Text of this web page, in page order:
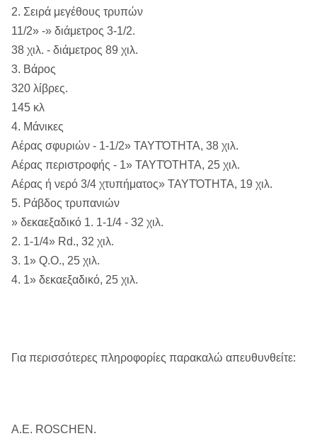
2. Σειρά μεγέθους τρυπών
11/2» -» διάμετρος 3-1/2.
38 χιλ. - διάμετρος 89 χιλ.
3. Βάρος
320 λίβρες.
145 κλ
4. Μάνικες
Αέρας σφυριών - 1-1/2» ΤΑΥΤΌΤΗΤΑ, 38 χιλ.
Αέρας περιστροφής - 1» ΤΑΥΤΌΤΗΤΑ, 25 χιλ.
Αέρας ή νερό 3/4 χτυπήματος» ΤΑΥΤΌΤΗΤΑ, 19 χιλ.
5. Ράβδος τρυπανιών
» δεκαεξαδικό 1. 1-1/4 - 32 χιλ.
2. 1-1/4» Rd., 32 χιλ.
3. 1» Q.O., 25 χιλ.
4. 1» δεκαεξαδικό, 25 χιλ.
Για περισσότερες πληροφορίες παρακαλώ απευθυνθείτε:
Α.Ε. ROSCHEN.